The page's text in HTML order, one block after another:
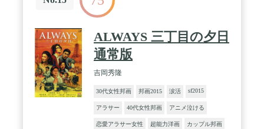
ALWAYS 三丁目の夕日
通常版
吉岡秀隆
30代女性邦画 邦画2015 涙活 sf2015
アラサー 40代女性邦画 アニメ泣ける
恋愛アラサー女性 超能力洋画 カップル邦画